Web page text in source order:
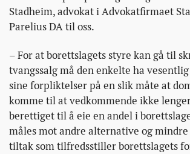
Stadheim, advokat i Advokatfirmaet
Parelius DA til oss.
– For at borettslagets styre kan gå til
tvangssalg må den enkelte ha
sine forpliktelser på en slik måte at
komme til at vedkommende ikke
berettiget til å eie en andel i
måles mot andre alternative og
tiltak som tilfredsstiller borettslagets